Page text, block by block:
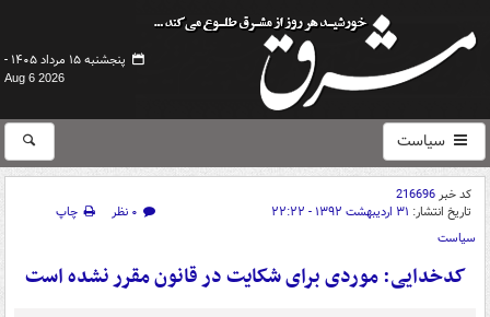
پنجشنبه ۱۵ مرداد ۱۴۰۵ -
Aug 6 2026
سیاست
کد خبر216696
تاریخ انتشار: ۳۱ اردیبهشت ۱۳۹۲ - ۲۲:۲۲ ۰ نظر
چاپ
سیاست
کدخدایی: موردی برای شکایت در قانون مقرر نشده است